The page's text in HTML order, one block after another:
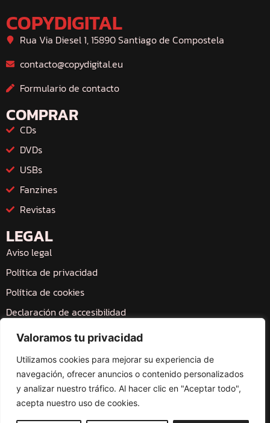
Valoramos tu privacidad
Utilizamos cookies para mejorar su experiencia de
navegación, ofrecer anuncios o contenido personalizados
y analizar nuestro tráfico. Al hacer clic en "Aceptar todo",
acepta nuestro uso de cookies.
COPYDIGITAL
Rua Via Diesel 1, 15890 Santiago de Compostela
contacto@copydigital.eu
Formulario de contacto
COMPRAR
CDs
DVDs
USBs
Fanzines
Revistas
LEGAL
Aviso legal
Política de privacidad
Política de cookies
Declaración de accesibilidad
Mapa web